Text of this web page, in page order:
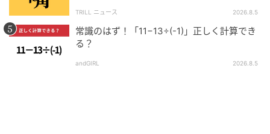
TRILL ニュース 2026.8.5
常識のはず！「11−13÷(-1)」正しく計算でき
る？
andGIRL 2026.8.5